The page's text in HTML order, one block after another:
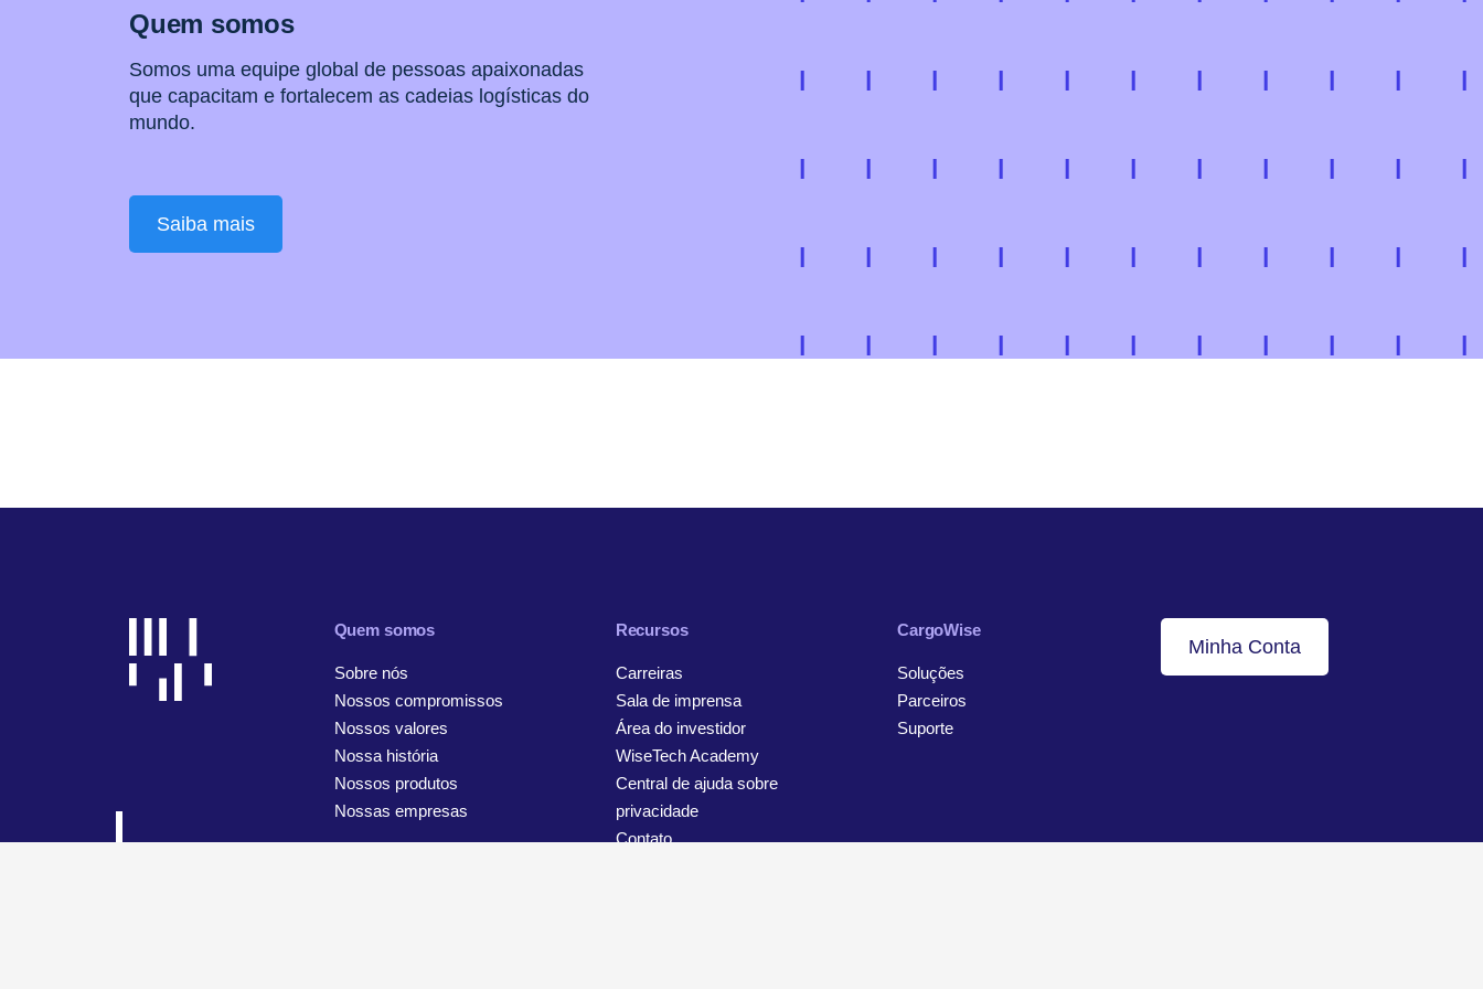
Quem somos
Somos uma equipe global de pessoas apaixonadas
que capacitam e fortalecem as cadeias logísticas do
mundo.
Saiba mais
Quem somos
Sobre nós
Nossos compromissos
Nossos valores
Nossa história
Nossos produtos
Nossas empresas
Recursos
Carreiras
Sala de imprensa
Área do investidor
WiseTech Academy
Central de ajuda sobre
privacidade
Contato
CargoWise
Soluções
Parceiros
Suporte
Minha Conta